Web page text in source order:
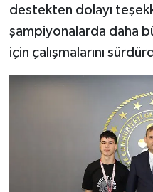
destekten dolayı
şampiyonalarda daha
için çalışmalarını